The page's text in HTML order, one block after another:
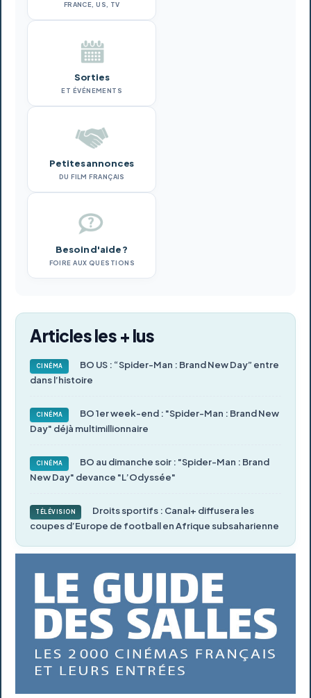
FRANCE, US, TV
Sorties
ET ÉVÉNEMENTS
Petites annonces
DU FILM FRANÇAIS
Besoin d'aide ?
FOIRE AUX QUESTIONS
Articles les + lus
CINÉMA
BO US : “Spider-Man : Brand New Day” entre
dans l’histoire
CINÉMA
BO 1er week-end : "Spider-Man : Brand New
Day" déjà multimillionnaire
CINÉMA
BO au dimanche soir : "Spider-Man : Brand
New Day" devance "L’Odyssée"
TÉLÉVISION
Droits sportifs : Canal+ diffusera les
coupes d’Europe de football en Afrique subsaharienne